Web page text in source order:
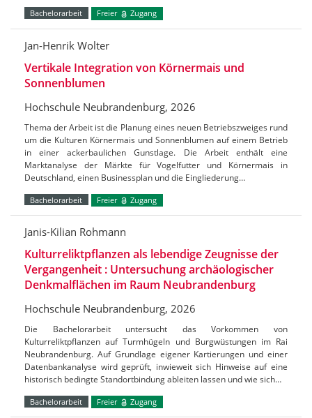
Bachelorarbeit Freier Zugang
Jan-Henrik Wolter
Vertikale Integration von Körnermais und
Sonnenblumen
Hochschule Neubrandenburg, 2026
Thema der Arbeit ist die Planung eines neuen Betriebszweiges rund
um die Kulturen Körnermais und Sonnenblumen auf einem Betrieb
in einer ackerbaulichen Gunstlage. Die Arbeit enthält eine
Marktanalyse der Märkte für Vogelfutter und Körnermais in
Deutschland, einen Businessplan und die Eingliederung…
Bachelorarbeit Freier Zugang
Janis-Kilian Rohmann
Kulturreliktpflanzen als lebendige Zeugnisse der
Vergangenheit : Untersuchung archäologischer
Denkmalflächen im Raum Neubrandenburg
Hochschule Neubrandenburg, 2026
Die Bachelorarbeit untersucht das Vorkommen von
Kulturreliktpflanzen auf Turmhügeln und Burgwüstungen im Rai
Neubrandenburg. Auf Grundlage eigener Kartierungen und einer
Datenbankanalyse wird geprüft, inwieweit sich Hinweise auf eine
historisch bedingte Standortbindung ableiten lassen und wie sich…
Bachelorarbeit Freier Zugang